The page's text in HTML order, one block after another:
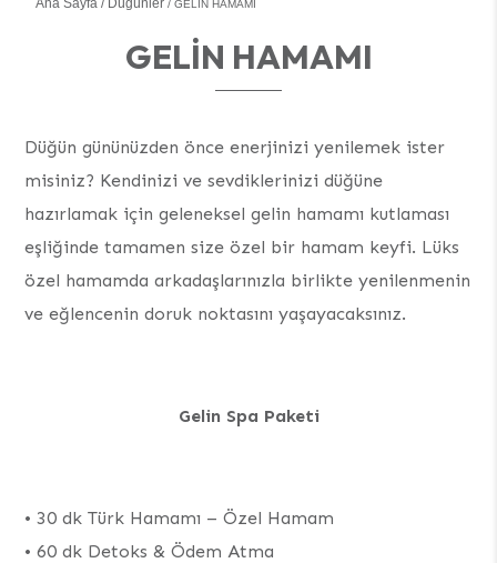
GELIN HAMAMI
GELIN HAMAMI
Düğün gününüzden önce enerjinizi yenilemek ister
misiniz? Kendinizi ve sevdiklerinizi düğüne
hazırlamak için geleneksel gelin hamamı kutlaması
eşliğinde tamamen size özel bir hamam keyfi. Lüks
özel hamamda arkadaşlarınızla birlikte yenilenmenin
ve eğlencenin doruk noktasını yaşayacaksınız.
Gelin Spa Paketi
•⁠ 30 dk Türk Hamamı – Özel Hamam
•⁠ 60 dk Detoks & Ödem Atma